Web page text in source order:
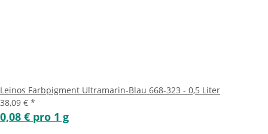
Leinos Farbpigment Ultramarin-Blau 668-323 - 0,5 Liter
38,09 € *
0,08 € pro 1 g